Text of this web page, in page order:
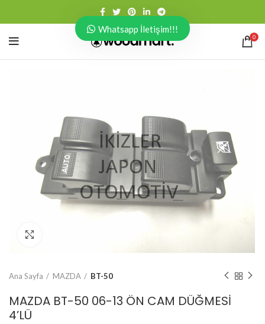
0
Ana Sayfa MAZDA BT-50
MAZDA BT-50 06-13 ÖN CAM DÜĞMESİ
4’LÜ
Whatsapp İletişim!!!